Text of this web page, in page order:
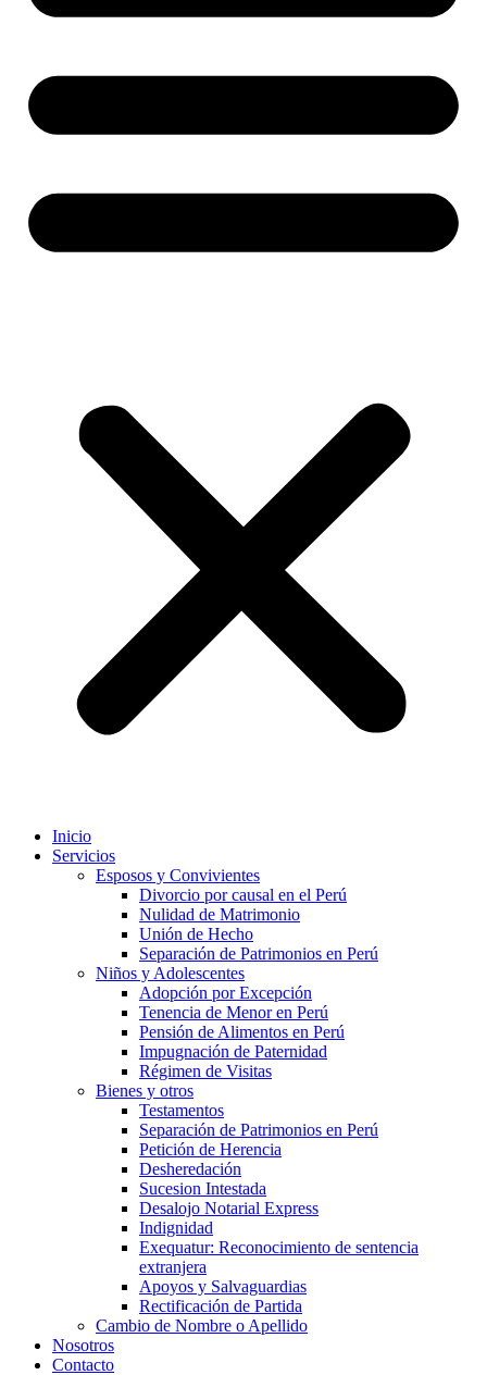
Inicio
Servicios
Esposos y Convivientes
Divorcio por causal en el Perú
Nulidad de Matrimonio
Unión de Hecho
Separación de Patrimonios en Perú
Niños y Adolescentes
Adopción por Excepción
Tenencia de Menor en Perú
Pensión de Alimentos en Perú
Impugnación de Paternidad
Régimen de Visitas
Bienes y otros
Testamentos
Separación de Patrimonios en Perú
Petición de Herencia
Desheredación
Sucesion Intestada
Desalojo Notarial Express
Indignidad
Exequatur: Reconocimiento de sentencia
extranjera
Apoyos y Salvaguardias
Rectificación de Partida
Cambio de Nombre o Apellido
Nosotros
Contacto